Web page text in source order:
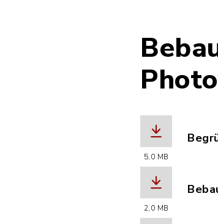
5,0 MB
2,0 MB